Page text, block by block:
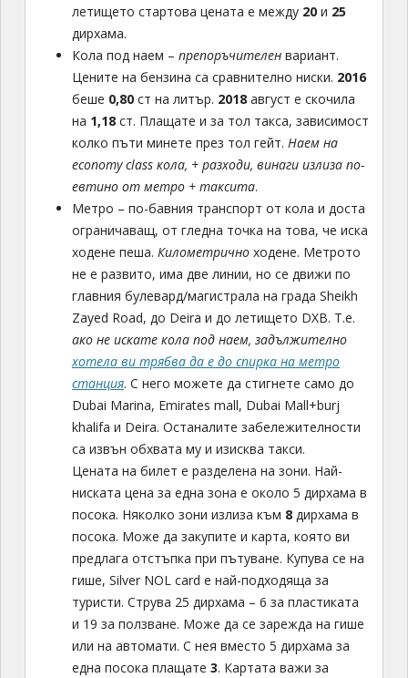
летището стартова цената е между20и 25
дирхама.
Кола под наем – препоръчителенвариант.
Цените на бензина са сравнително ниски. 2016
беше 0,80ст на литър. 2018август е скочила
на 1,18ст. Плащате и за тол такса, зависимост
колко пъти минете през тол гейт. Наем на
economy class кола, + разходи, винаги излиза по-
евтино от метро + таксита.
Метро – по-бавния транспорт от кола и доста
ограничаващ, от гледна точка на това, че иска
ходене пеша. Километричноходене. Метрото
не е развито, има две линии, но се движи по
главния булевард/магистрала на града Sheikh
Zayed Road, до Deira и до летището DXB. Т.е.
ако не искате кола под наем, задължително
хотела ви трябва да е до спирка на метро
станция. С него можете да стигнете само до
Dubai Marina, Emirates mall, Dubai Mall+burj
khalifa и Deira. Останалите забележителности
са извън обхвата му и изисква такси.
Цената на билет е разделена на зони. Най-
ниската цена за една зона е около 5 дирхама в
посока. Няколко зони излиза към 8дирхама в
посока. Може да закупите и карта, която ви
предлага отстъпка при пътуване. Купува се на
гише, Silver NOL card е най-подходяща за
туристи. Струва 25 дирхама – 6 за пластиката
и 19 за ползване. Може да се зарежда на гише
или на автомати. С нея вместо 5 дирхама за
една посока плащате 3. Картата важи за